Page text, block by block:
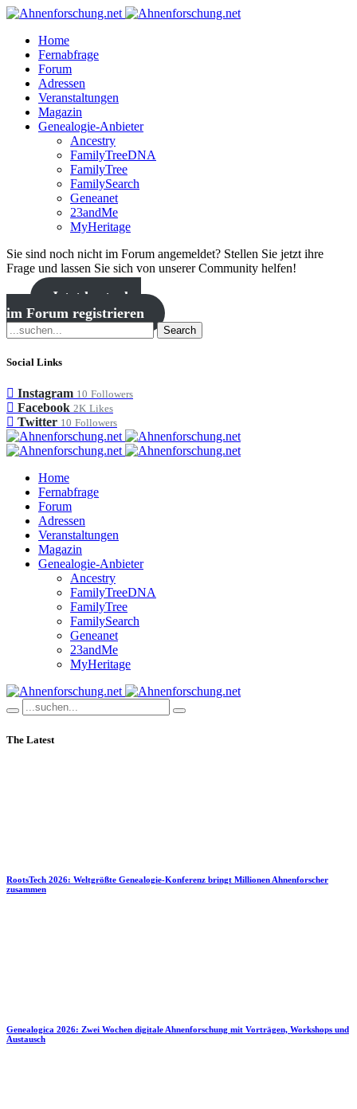
Home
Fernabfrage
Forum
Adressen
Veranstaltungen
Magazin
Genealogie-Anbieter
Ancestry
FamilyTreeDNA
FamilyTree
FamilySearch
Geneanet
23andMe
MyHeritage
Sie sind noch nicht im Forum angemeldet? Stellen Sie jetzt ihre
Frage und lassen Sie sich von unserer Community helfen!
Jetzt kostenlos
im Forum registrieren
Search
Social Links
Instagram 10 Followers
Facebook 2K Likes
Twitter 10 Followers
Home
Fernabfrage
Forum
Adressen
Veranstaltungen
Magazin
Genealogie-Anbieter
Ancestry
FamilyTreeDNA
FamilyTree
FamilySearch
Geneanet
23andMe
MyHeritage
The Latest
RootsTech 2026: Weltgrößte Genealogie-Konferenz bringt Millionen Ahnenforscher
zusammen
Genealogica 2026: Zwei Wochen digitale Ahnenforschung mit Vorträgen, Workshops und
Austausch